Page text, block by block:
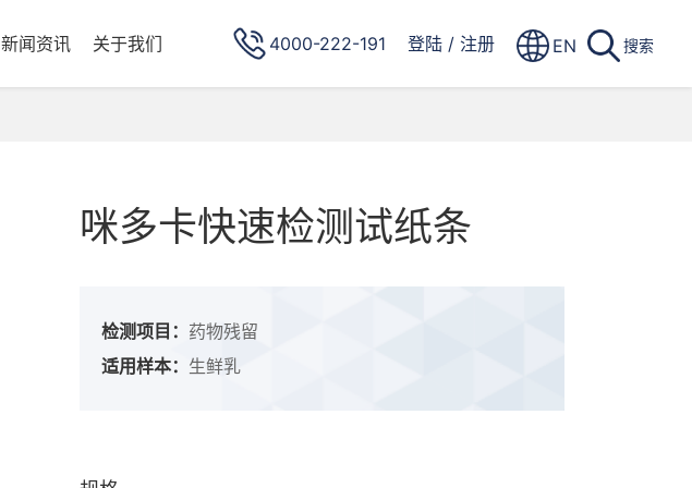
新闻资讯 关于我们 4000-222-191 登陆 / 注册 EN 搜索
咪多卡快速检测试纸条
检测项目： 药物残留
适用样本： 生鲜乳